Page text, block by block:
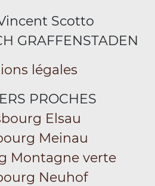
Scotto
GRAFFENSTADEN
légales
PROCHES
Elsau
Meinau
Montagne verte
Neuhof